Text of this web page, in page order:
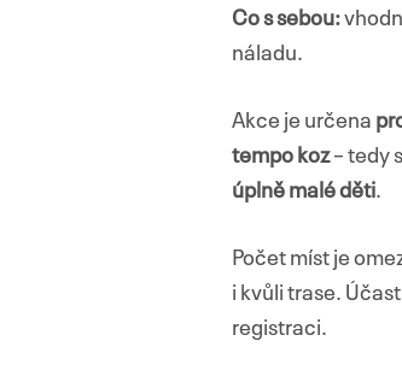
Co s sebou:
náladu.
Akce je určena
tempo koz– tedy
úplně malé děti.
Počet míst je
i kvůli trase.
registraci.